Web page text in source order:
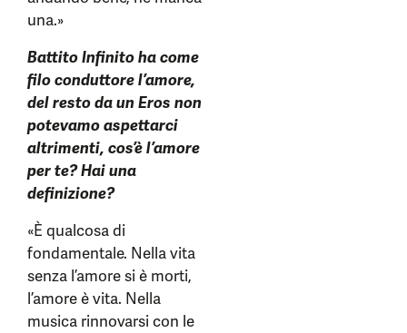
una.»
Battito Infinito ha come
filo conduttore l’amore,
del resto da un Eros non
potevamo aspettarci
altrimenti, cos’è l’amore
per te? Hai una
definizione?
«È qualcosa di
fondamentale. Nella vita
senza l’amore si è morti,
l’amore è vita. Nella
musica rinnovarsi con le